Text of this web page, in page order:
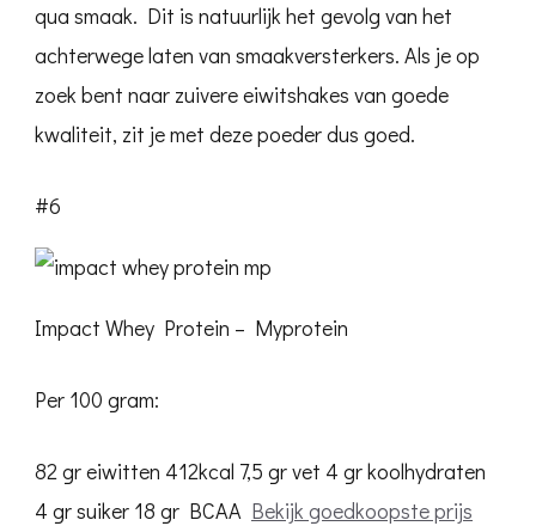
qua smaak. Dit is natuurlijk het gevolg van het
achterwege laten van smaakversterkers. Als je op
zoek bent naar zuivere eiwitshakes van goede
kwaliteit, zit je met deze poeder dus goed.
#6
Impact Whey Protein – Myprotein
Per 100 gram:
82 gr eiwitten 412kcal 7,5 gr vet 4 gr koolhydraten
4 gr suiker 18 gr BCAA Bekijk goedkoopste prijs